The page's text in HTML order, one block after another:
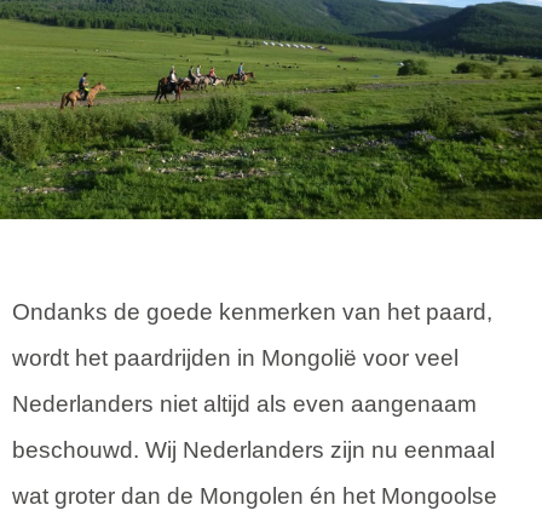
Ondanks de goede kenmerken van het paard,
wordt het paardrijden in Mongolië voor veel
Nederlanders niet altijd als even aangenaam
beschouwd. Wij Nederlanders zijn nu eenmaal
wat groter dan de Mongolen én het Mongoolse